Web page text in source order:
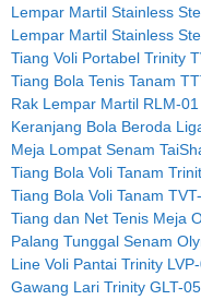
Lempar Martil Stainless
Lempar Martil Stainless
Tiang Voli Portabel Trinity
Tiang Bola Tenis Tanam
Rak Lempar Martil RLM-01
Keranjang Bola Beroda
Meja Lompat Senam
Tiang Bola Voli Tanam
Tiang Bola Voli Tanam
Tiang dan Net Tenis Meja
Palang Tunggal Senam
Line Voli Pantai Trinity LVP-
Gawang Lari Trinity GLT-